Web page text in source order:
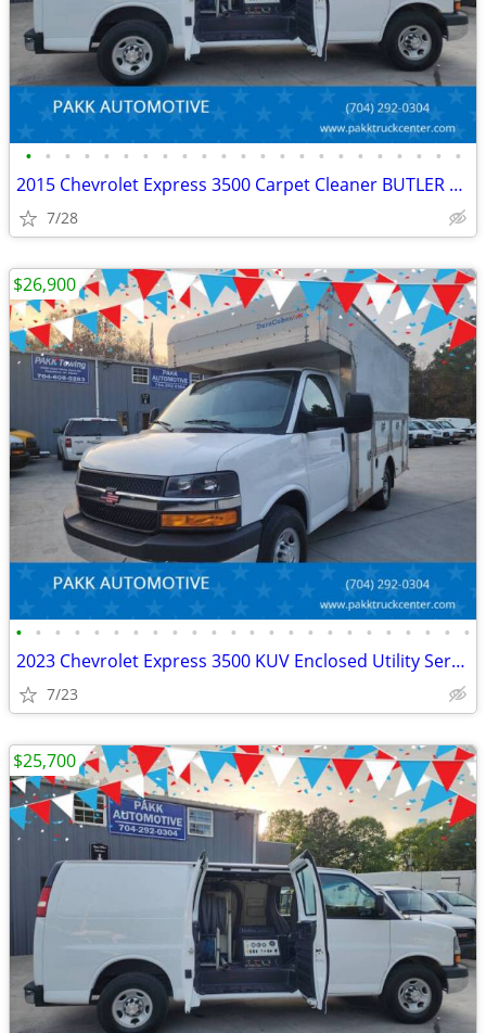
• • • • • • • • • • • • • • • • • • • • • • •
2015 Chevrolet Express 3500 Carpet Cleaner BUTLER CLEANING SYSTEM
7/28
• • • • • • • • • • • • • • • • • • • • • • • •
2023 Chevrolet Express 3500 KUV Enclosed Utility Service Plumber Truck
7/23
$26,900
$25,700